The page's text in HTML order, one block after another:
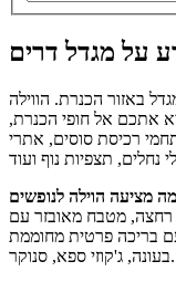
באזור הכנרת. הווילה
אתכם אל חופי הכנרת,
רכיסת סוסים, אתרי
3 חדרי שינה, סוויטה, 4 חדרי רחצה, מטבח מאובזר עם
בריכה פרטית מחוממת
בעונה, ג'קוזי ספא, סנוקר.